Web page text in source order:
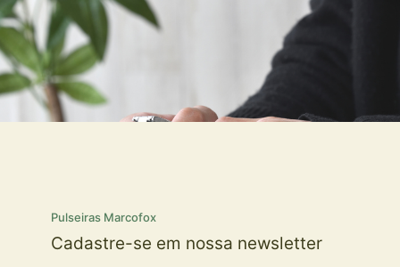
Pulseiras Marcofox
Cadastre-se em nossa newsletter